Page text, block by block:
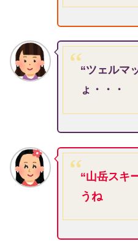
“ツェルマ
ょ・・・
“山岳スキ
うね